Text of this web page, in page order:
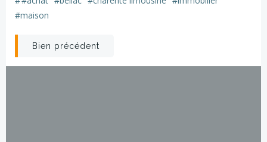
#maison
Post
navigation
Bien précédent